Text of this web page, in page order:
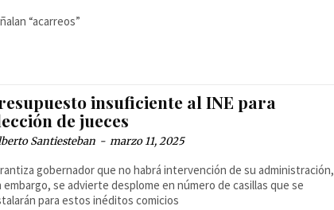
“acarreos”
insuficiente al INE para
de jueces
Santiesteban - marzo 11, 2025
gobernador que no habrá intervención de su administración,
embargo, se advierte desplome en número de casillas que se
para estos inéditos comicios